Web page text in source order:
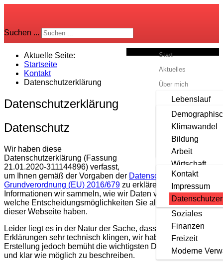
Suchen ...
Start
Aktuelles
Über mich
Lebenslauf
Privat
Aufgaben
Über mich
Ziele für Steinhagen
Klimawandel
Bildung
Arbeit
Wirtschaft
Umwelt
Ziele für
Familie
Soziales
Finanzen
Freizeit
Moderne
Termine
Archiv
Links
Kontakt
Kontakt
Impressum
Aktuelle Seite:
Startseite
Kontakt
Datenschutzerklärung
Datenschutzerklärung
Datenschutz
Wir haben diese
Datenschutzerklärung (Fassung
21.01.2020-311144896) verfasst,
um Ihnen gemäß der Vorgaben der Datenschutz-
Grundverordnung (EU) 2016/679 zu erklären, welche
Informationen wir sammeln, wie wir Daten verwenden und
welche Entscheidungsmöglichkeiten Sie als Besucher
dieser Webseite haben.
Leider liegt es in der Natur der Sache, dass diese
Erklärungen sehr technisch klingen, wir haben uns bei der
Erstellung jedoch bemüht die wichtigsten Dinge so einfach
und klar wie möglich zu beschreiben.